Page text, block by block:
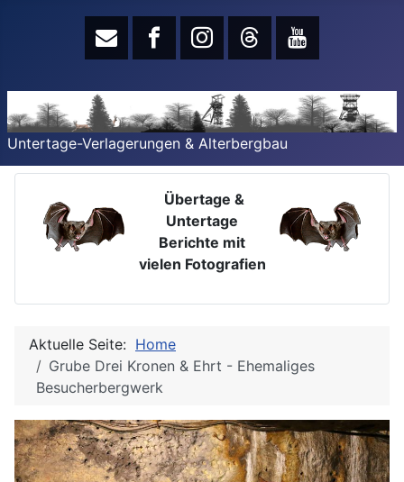
Untertage-Verlagerungen & Alterbergbau
Übertage &
Untertage
Berichte mit
vielen Fotografien
Aktuelle Seite: Home
Grube Drei Kronen & Ehrt - Ehemaliges
Besucherbergwerk